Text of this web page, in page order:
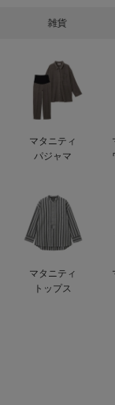
マタニティ 腹巻き
ブラトップ
快適機能ウェア特集
快適機能ウェア特集
快適機能ウェア特集
安心の日本製。先輩ママが買って
ハレの日に着る
買って正解！高評価レ
雑貨
マタニティ
パジャマ
マタニティ
トップス